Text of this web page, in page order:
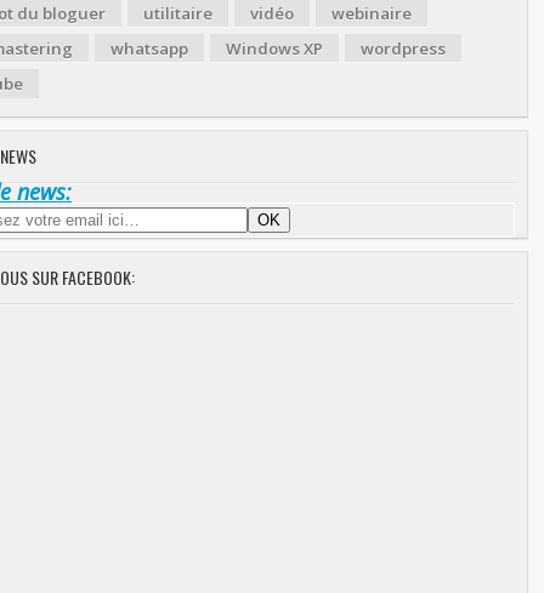
du bloguer
utilitaire vidéo
webinaire
whatsapp Windows XP
wordpress
news:
SUR FACEBOOK: